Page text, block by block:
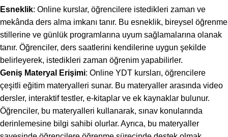
Esneklik: Online kurslar, öğrencilere istedikleri zaman ve
mekânda ders alma imkanı tanır. Bu esneklik, bireysel öğrenme
stillerine ve günlük programlarına uyum sağlamalarına olanak
tanır. Öğrenciler, ders saatlerini kendilerine uygun şekilde
belirleyerek, istedikleri zaman öğrenim yapabilirler.
Geniş Materyal Erişimi: Online YDT kursları, öğrencilere
çeşitli eğitim materyalleri sunar. Bu materyaller arasında video
dersler, interaktif testler, e-kitaplar ve ek kaynaklar bulunur.
Öğrenciler, bu materyalleri kullanarak, sınav konularında
derinlemesine bilgi sahibi olurlar. Ayrıca, bu materyaller